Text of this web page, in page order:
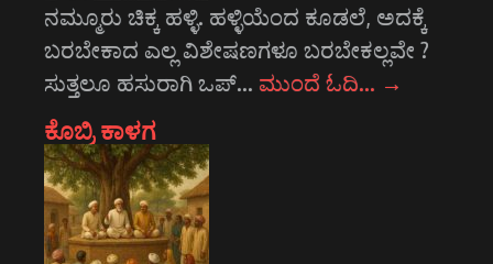
ನಮ್ಮೂರು ಚಿಕ್ಕ ಹಳ್ಳಿ. ಹಳ್ಳಿಯೆಂದ ಕೂಡಲೆ, ಅದಕ್ಕೆ
ಬರಬೇಕಾದ ಎಲ್ಲ ವಿಶೇಷಣಗಳೂ ಬರಬೇಕಲ್ಲವೇ ?
ಸುತ್ತಲೂ ಹಸುರಾಗಿ ಒಪ್… ಮುಂದೆ ಓದಿ… →
ಕೊಬ್ರಿ ಕಾಳಗ